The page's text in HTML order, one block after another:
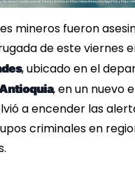
mineros fueron
de este viernes
, ubicado en el
, en un nuevo
a encender las
criminales en